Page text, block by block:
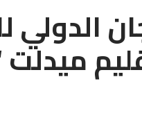
ميدلت